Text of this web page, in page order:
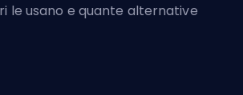
le usano e quante alternative